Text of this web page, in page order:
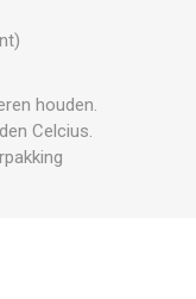
houden.
Celcius.